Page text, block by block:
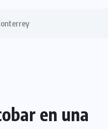
en una